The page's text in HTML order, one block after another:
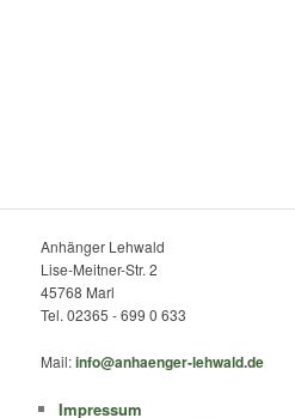
Anhänger Lehwald
Lise-Meitner-Str. 2
45768 Marl
Tel. 02365 - 699 0 633
Mail:info@anhaenger-lehwald.de
Impressum